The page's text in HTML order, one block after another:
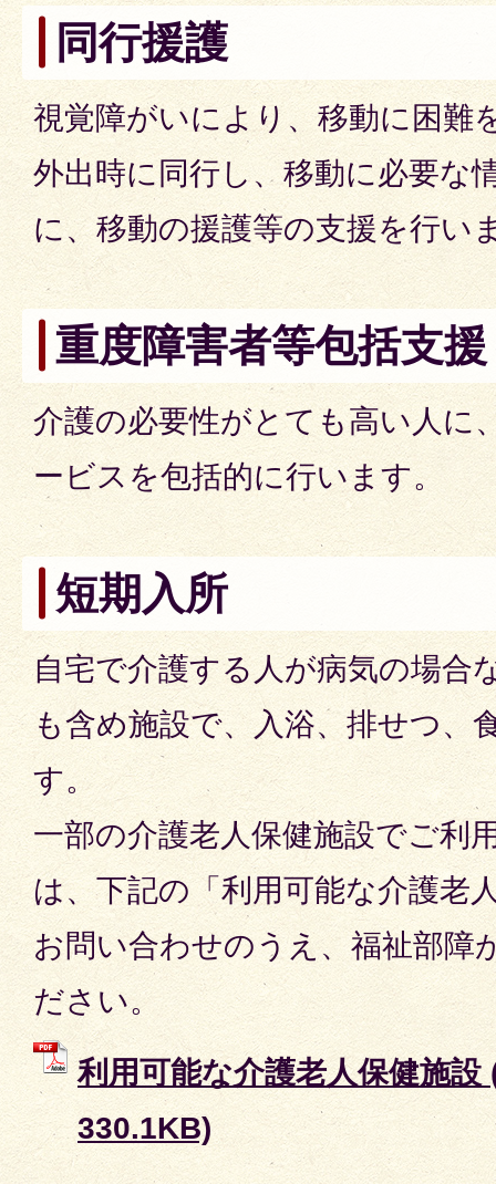
同行援護
視覚障がいにより、移動に困難
外出時に同行し、移動に必要な
に、移動の援護等の支援を行い
重度障害者等包括支援
介護の必要性がとても高い人に
ービスを包括的に行います。
短期入所
自宅で介護する人が病気の場合
も含め施設で、入浴、排せつ、
す。
一部の介護老人保健施設でご利
は、下記の「利用可能な介護老
お問い合わせのうえ、福祉部障
ださい。
利用可能な介護老人保健施
330.1KB)